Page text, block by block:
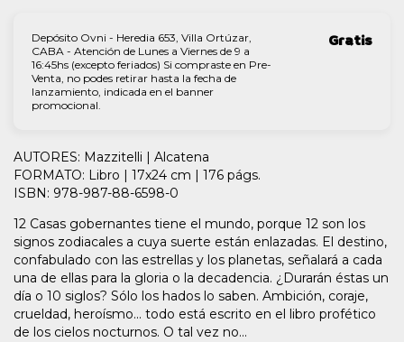
Depósito Ovni - Heredia 653, Villa Ortúzar,
CABA - Atención de Lunes a Viernes de 9 a
16:45hs (excepto feriados) Si compraste en Pre-
Venta, no podes retirar hasta la fecha de
lanzamiento, indicada en el banner
promocional.
Gratis
AUTORES: Mazzitelli | Alcatena
FORMATO: Libro | 17x24 cm | 176 págs.
ISBN: 978-987-88-6598-0
12 Casas gobernantes tiene el mundo, porque 12 son los
signos zodiacales a cuya suerte están enlazadas. El destino,
confabulado con las estrellas y los planetas, señalará a cada
una de ellas para la gloria o la decadencia. ¿Durarán éstas un
día o 10 siglos? Sólo los hados lo saben. Ambición, coraje,
crueldad, heroísmo... todo está escrito en el libro profético
de los cielos nocturnos. O tal vez no...